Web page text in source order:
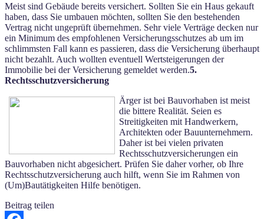
Meist sind Gebäude bereits versichert. Sollten Sie ein Haus gekauft
haben, dass Sie umbauen möchten, sollten Sie den bestehenden
Vertrag nicht ungeprüft übernehmen. Sehr viele Verträge decken nur
ein Minimum des empfohlenen Versicherungsschutzes ab um im
schlimmsten Fall kann es passieren, dass die Versicherung überhaupt
nicht bezahlt. Auch wollten eventuell Wertsteigerungen der
Immobilie bei der Versicherung gemeldet werden.5.
Rechtsschutzversicherung
Ärger ist bei Bauvorhaben ist meist
die bittere Realität. Seien es
Streitigkeiten mit Handwerkern,
Architekten oder Bauunternehmern.
Daher ist bei vielen privaten
Rechtsschutzversicherungen ein
Bauvorhaben nicht abgesichert. Prüfen Sie daher vorher, ob Ihre
Rechtsschutzversicherung auch hilft, wenn Sie im Rahmen von
(Um)Bautätigkeiten Hilfe benötigen.
Beitrag teilen